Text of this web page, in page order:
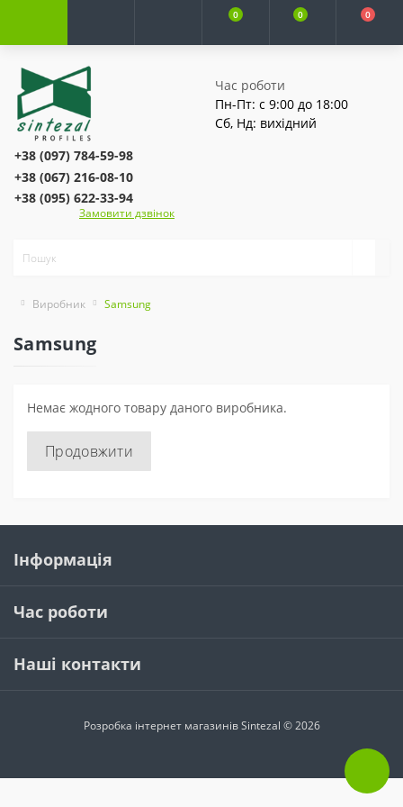
0 0 0
Час роботи
Пн-Пт: с 9:00 до 18:00
Сб, Нд: вихідний
+38 (097) 784-59-98
+38 (067) 216-08-10
+38 (095) 622-33-94
Замовити дзвінок
Виробник Samsung
Samsung
Немає жодного товару даного виробника.
Продовжити
Інформація
Час роботи
Наші контакти
Розробка інтернет магазинівSintezal © 2026